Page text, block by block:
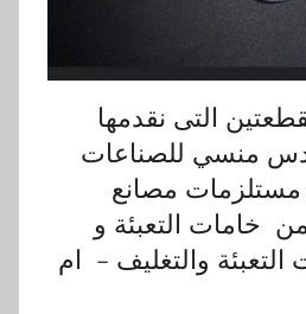
التى نقدمها
منسي للصناعات
مستلزمات مصانع
خامات التعبئة و
التعبئة والتغليف – ام